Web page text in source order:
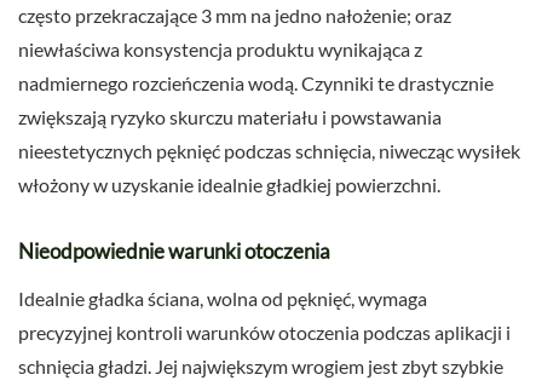
często przekraczające 3 mm na jedno nałożenie; oraz
niewłaściwa konsystencja produktu wynikająca z
nadmiernego rozcieńczenia wodą. Czynniki te drastycznie
zwiększają ryzyko skurczu materiału i powstawania
nieestetycznych pęknięć podczas schnięcia, niwecząc wysiłek
włożony w uzyskanie idealnie gładkiej powierzchni.
Nieodpowiednie warunki otoczenia
Idealnie gładka ściana, wolna od pęknięć, wymaga
precyzyjnej kontroli warunków otoczenia podczas aplikacji i
schnięcia gładzi. Jej największym wrogiem jest zbyt szybkie